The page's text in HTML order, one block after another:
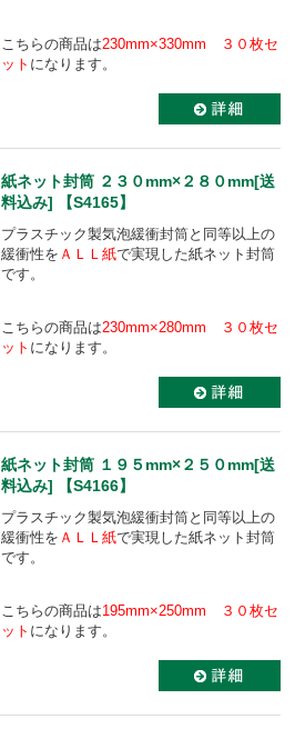
こちらの商品は230mm×330mm ３０枚セ
ット になります。
紙ネット封筒 ２３０mm×２８０mm[送
料込み] 【S4165】
プラスチック製気泡緩衝封筒と同等以上の
緩衝性を ＡＬＬ紙で実現した紙ネット封筒
です。
こちらの商品は230mm×280mm ３０枚セ
ット になります。
紙ネット封筒 １９５mm×２５０mm[送
料込み] 【S4166】
プラスチック製気泡緩衝封筒と同等以上の
緩衝性を ＡＬＬ紙で実現した紙ネット封筒
です。
こちらの商品は195mm×250mm ３０枚セ
ット になります。